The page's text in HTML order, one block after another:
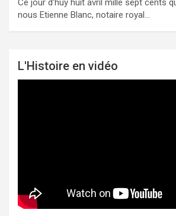
Ce jour d’huy huit avril mille sept cents
nous Etienne Blanc, notaire royal…
L'Histoire en vidéo